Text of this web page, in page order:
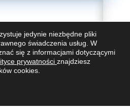
360 DNI
PLN z VAT
Sądów i Trybunałów
wybranych orzeczeń
jedynie niezbędne pliki
świadczenia usług. W
się z informacjami dotyczącymi
prywatności znajdziesz
cookies.